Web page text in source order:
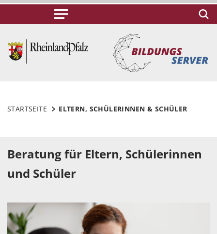
STARTSEITE ELTERN, SCHÜLERINNEN & SCHÜLER
Beratung für Eltern, Schülerinnen
und Schüler